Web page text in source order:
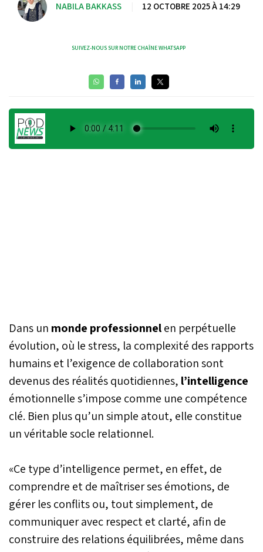
NABILA BAKKASS 12 OCTOBRE 2025 À 14:29
SUIVEZ-NOUS SUR NOTRE CHAÎNE WHATSAPP
Dans un monde professionnelen perpétuelle
évolution, où le stress, la complexité des rapports
humains et l’exigence de collaboration sont
devenus des réalités quotidiennes, l’intelligence
émotionnelle s’impose comme une compétence
clé. Bien plus qu’un simple atout, elle constitue
un véritable socle relationnel.
«Ce type d’intelligence permet, en effet, de
comprendre et de maîtriser ses émotions, de
gérer les conflits ou, tout simplement, de
communiquer avec respect et clarté, afin de
construire des relations équilibrées, même dans